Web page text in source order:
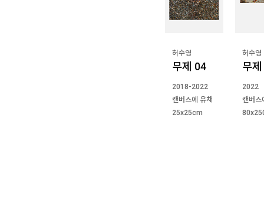
허수영
무제 04
2018-2022
캔버스에 유채
25x25cm
허수영
무
2022
캔버스